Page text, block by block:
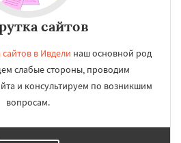
сайтов
в Ивдели наш основной род
слабые стороны, проводим
и консультируем по возникшим
вопросам.